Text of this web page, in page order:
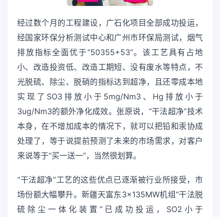
经过数个月的工程建设，广石化项目全部成功投运，
经国家环保分析测试中心和广州市环保局测试，烟气
排放指标全面优于“50355+53”。该工艺具有占地
小、改造投资低、改造工期短、没有废水等特点，不
光脱硫、除尘、脱硝的指标达到超净，且还零成本地
实现了SO3排放小于5mg/Nm3、Hg排放小于
3ug/Nm3的额外净化成效。张原说，“干法超净”技术
本身，在不增加成本的情况下，就可以把铅和汞协成
处理了，等于说提前预测了未来的市场需求，对客户
来说等于“买一送一”，当然很划算。
“干法超净”工艺的这些优点已逐渐被行业所接受，市
场份额大幅攀升。新疆天富东3×135MW机组“干法脱
硫除尘一体化装置”已成功投运，SO2小于